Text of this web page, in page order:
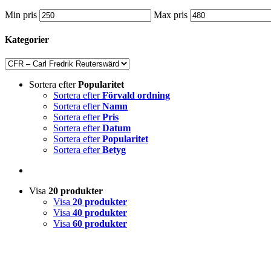
Min pris Max pris
Kategorier
Sortera efterPopularitet
Sortera efterFörvald ordning
Sortera efterNamn
Sortera efterPris
Sortera efterDatum
Sortera efterPopularitet
Sortera efterBetyg
Visa 20 produkter
Visa 20 produkter
Visa 40 produkter
Visa 60 produkter